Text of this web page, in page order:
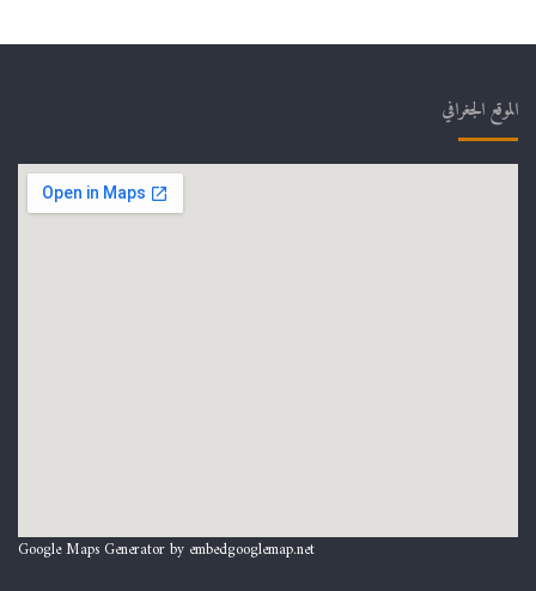
الموقع الجغرافي
Google Maps Generator by embedgooglemap.net